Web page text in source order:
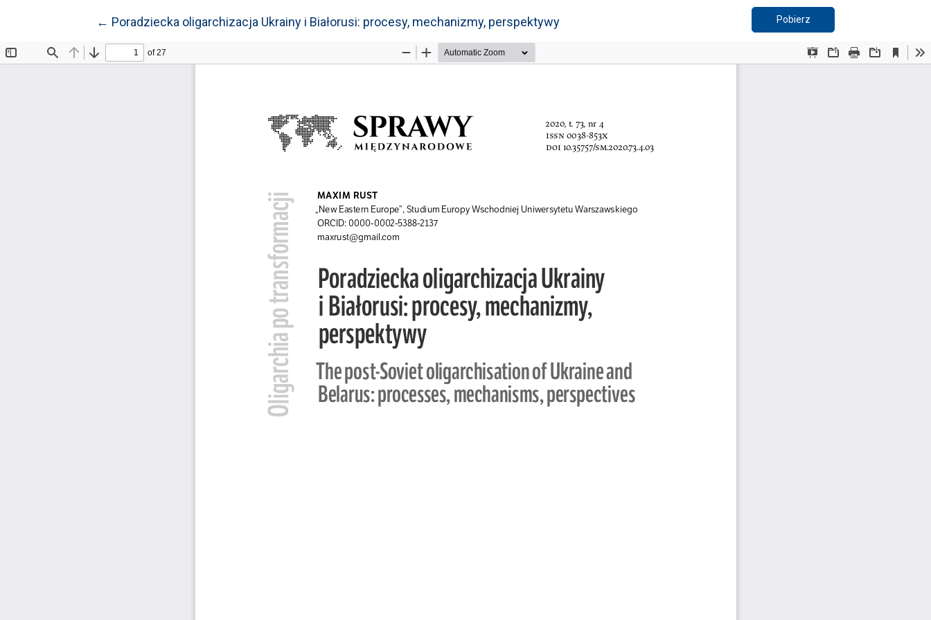
← Wróć do szczegółów artykułu
Poradziecka oligarchizacja Ukrainy i Białorusi: procesy, mechanizmy, perspektywy PobierzPobierz PDF